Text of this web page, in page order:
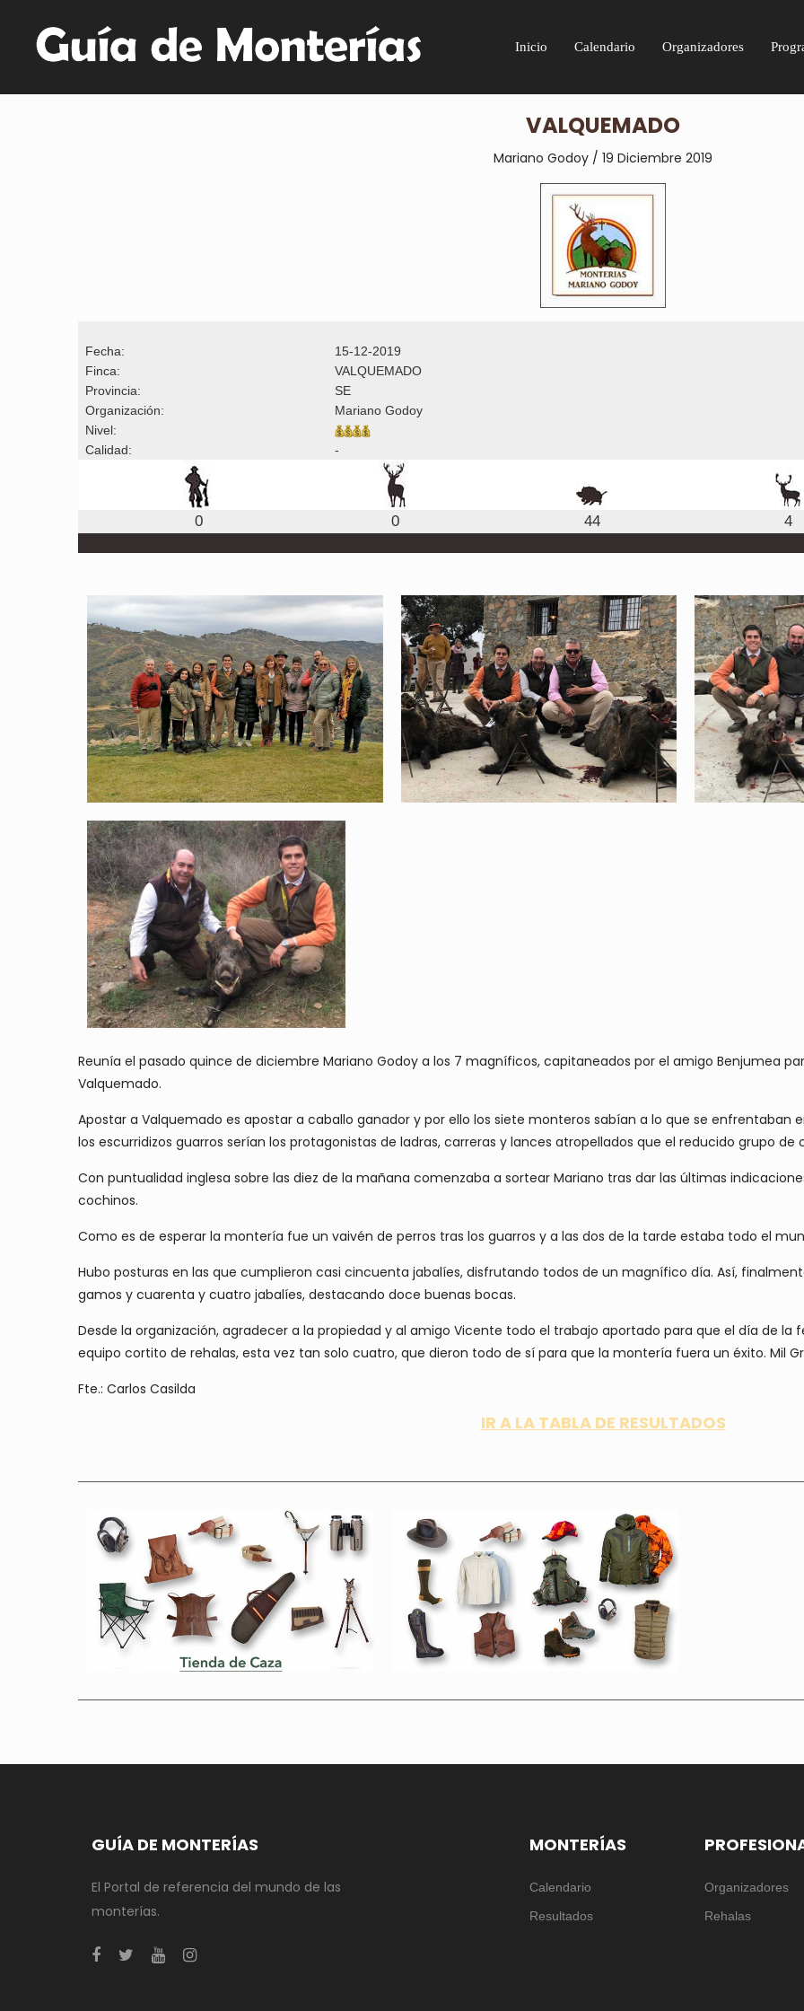
Inicio Calendario Organizadores
VALQUEMADO
Mariano Godoy / 19 Diciembre 2019
Fecha:
15-12-2019
Finca:
VALQUEMADO
Provincia:
SE
Organización:
Mariano Godoy
Nivel:
Calidad:
-
0 0 44 4
Reunía el pasado quince de diciembre Mariano Godoy a los 7 magníficos, capitaneados por el amigo Benjumea
Valquemado.
Apostar a Valquemado es apostar a caballo ganador y por ello los siete monteros sabían a lo que se enfrentaban
los escurridizos guarros serían los protagonistas de ladras, carreras y lances atropellados que el reducido grupo
Con puntualidad inglesa sobre las diez de la mañana comenzaba a sortear Mariano tras dar las últimas
cochinos.
Como es de esperar la montería fue un vaivén de perros tras los guarros y a las dos de la tarde estaba todo el
Hubo posturas en las que cumplieron casi cincuenta jabalíes, disfrutando todos de un magnífico día. Así,
gamos y cuarenta y cuatro jabalíes, destacando doce buenas bocas.
Desde la organización, agradecer a la propiedad y al amigo Vicente todo el trabajo aportado para que el día de
equipo cortito de rehalas, esta vez tan solo cuatro, que dieron todo de sí para que la montería fuera un éxito. Mil
Fte.: Carlos Casilda
IR A LA TABLA DE RESULTADOS
GUÍA DE MONTERÍAS
El Portal de referencia del mundo de las
monterías.
MONTERÍAS
Calendario
Resultados
Organizadores
Rehalas